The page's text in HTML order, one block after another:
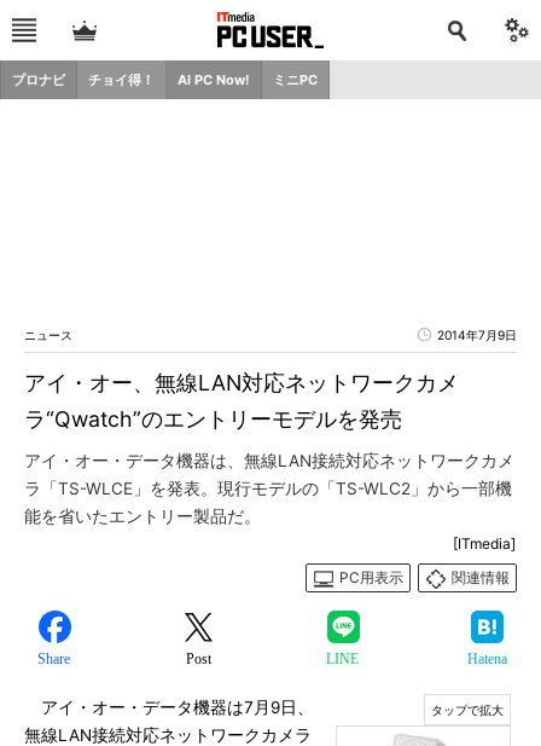
プロナビ チョイ得！ AI PC Now! ミニPC
ニュース 2014年7月9日
アイ・オー、無線LAN対応ネットワークカメ
ラ“Qwatch”のエントリーモデルを発売
アイ・オー・データ機器は、無線LAN接続対応ネットワークカメ
ラ「TS-WLCE」を発表。現行モデルの「TS-WLC2」から一部機
能を省いたエントリー製品だ。
[ITmedia]
PC用表示
関連情報
Share Post LINE Hatena
アイ・オー・データ機器は7月9日、
無線LAN接続対応ネットワークカメラ